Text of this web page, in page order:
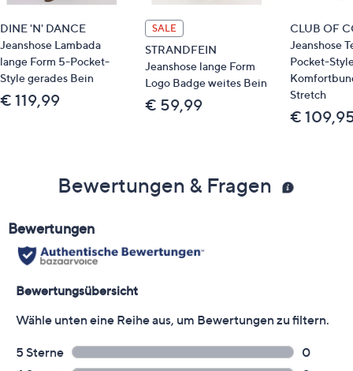
DINE 'N' DANCE
Jeanshose Lambada
lange Form 5-Pocket-
Style gerades Bein
€ 119,99
SALE
STRANDFEIN
Jeanshose lange Form
Logo Badge weites Bein
€ 59,99
CLUB OF
Jeanshose
Pocket-
Stretch
€
Bewertungen & Fragen